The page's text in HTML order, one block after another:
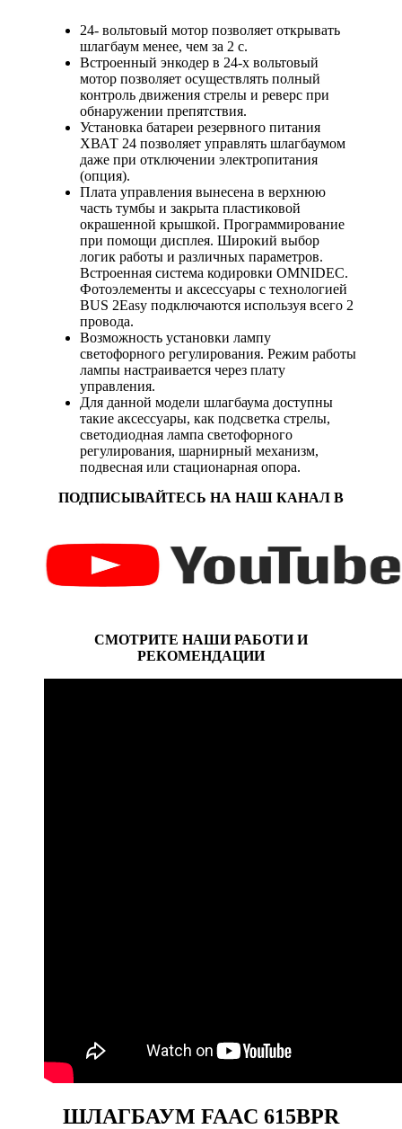
24- вольтовый мотор позволяет открывать
шлагбаум менее, чем за 2 с.
Встроенный энкодер в 24-х вольтовый
мотор позволяет осуществлять полный
контроль движения стрелы и реверс при
обнаружении препятствия.
Установка батареи резервного питания
ХВАТ 24 позволяет управлять шлагбаумом
даже при отключении электропитания
(опция).
Плата управления вынесена в верхнюю
часть тумбы и закрыта пластиковой
окрашенной крышкой. Программирование
при помощи дисплея. Широкий выбор
логик работы и различных параметров.
Встроенная система кодировки OMNIDEC.
Фотоэлементы и аксессуары с технологией
BUS 2Easy подключаются используя всего 2
провода.
Возможность установки лампу
светофорного регулирования. Режим работы
лампы настраивается через плату
управления.
Для данной модели шлагбаума доступны
такие аксессуары, как подсветка стрелы,
светодиодная лампа светофорного
регулирования, шарнирный механизм,
подвесная или стационарная опора.
ПОДПИСЫВАЙТЕСЬ НА НАШ КАНАЛ В
СМОТРИТЕ НАШИ РАБОТИ И
РЕКОМЕНДАЦИИ
ШЛАГБАУМ FAAC 615BPR